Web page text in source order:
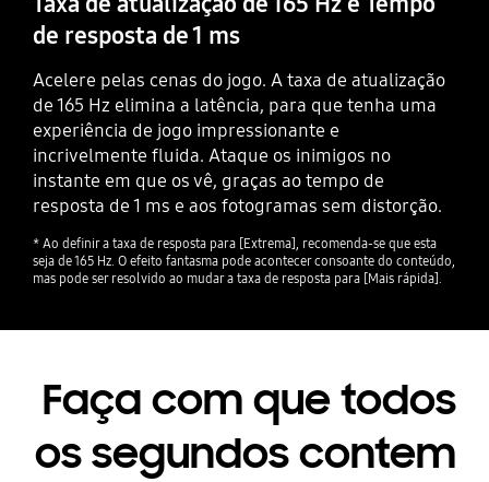
de resposta de 1 ms
Acelere pelas cenas do jogo. A taxa de atualização
de 165 Hz elimina a latência, para que tenha uma
experiência de jogo impressionante e
incrivelmente fluida. Ataque os inimigos no
instante em que os vê, graças ao tempo de
resposta de 1 ms e aos fotogramas sem distorção.
* Ao definir a taxa de resposta para [Extrema], recomenda-se que esta
seja de 165 Hz. O efeito fantasma pode acontecer consoante do conteúdo,
mas pode ser resolvido ao mudar a taxa de resposta para [Mais rápida].
Faça com que todos
os segundos contem